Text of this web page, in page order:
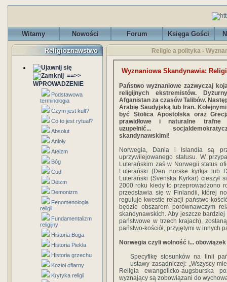
Witamy Nowości Forum Księga Gości
Religioznawstwo
==>>
WPROWADZENIE
Podstawowa
terminologia
Czym jest kult?
Co to jest rytuał?
Absolut
Anioły
Ateizm
Bóg
Cud
Deizm
Demonizm
Fenomenologia
religii
Fundamentalizm
religijny
Historia Boga
Historia Piekła
Historia grzechu
Kozioł ofiarny
Krytyka religii
Religie a polityka -
Wyznaniowa Skandynawia:
Państwo wyznaniowe zazwyczaj
religijnych ekstremistów.
Afganistan za czasów Talibów.
Arabię Saudyjską lub Iran.
być Stolica Apostolska oraz
prawidłowe i naturalne trafne
uzupełnić...
skandynawskimi!
Norwegia, Dania i Islandia są
uprzywilejowanego statusu. W
Luterańskim zaś w Norwegii status
Luterański (Den norske kyrkja lub
Luterański (Svenska Kyrkar)
2000 roku kiedy to przeprowadzono
przedstawia się w Finlandii, której
reguluje kwestie relacji państwo-
będzie obszarem porównawczym
skandynawskich. Aby jeszcze
państwowe w trzech krajach),
państwo-kościół, przyjętymi w innych
Norwegia czyli wolność i... obowiązek
Specyfikę stosunków na linii
ustawy zasadniczej: „Wszyscy
Religia ewangelicko-augsburska
wyznający są zobowiązani do